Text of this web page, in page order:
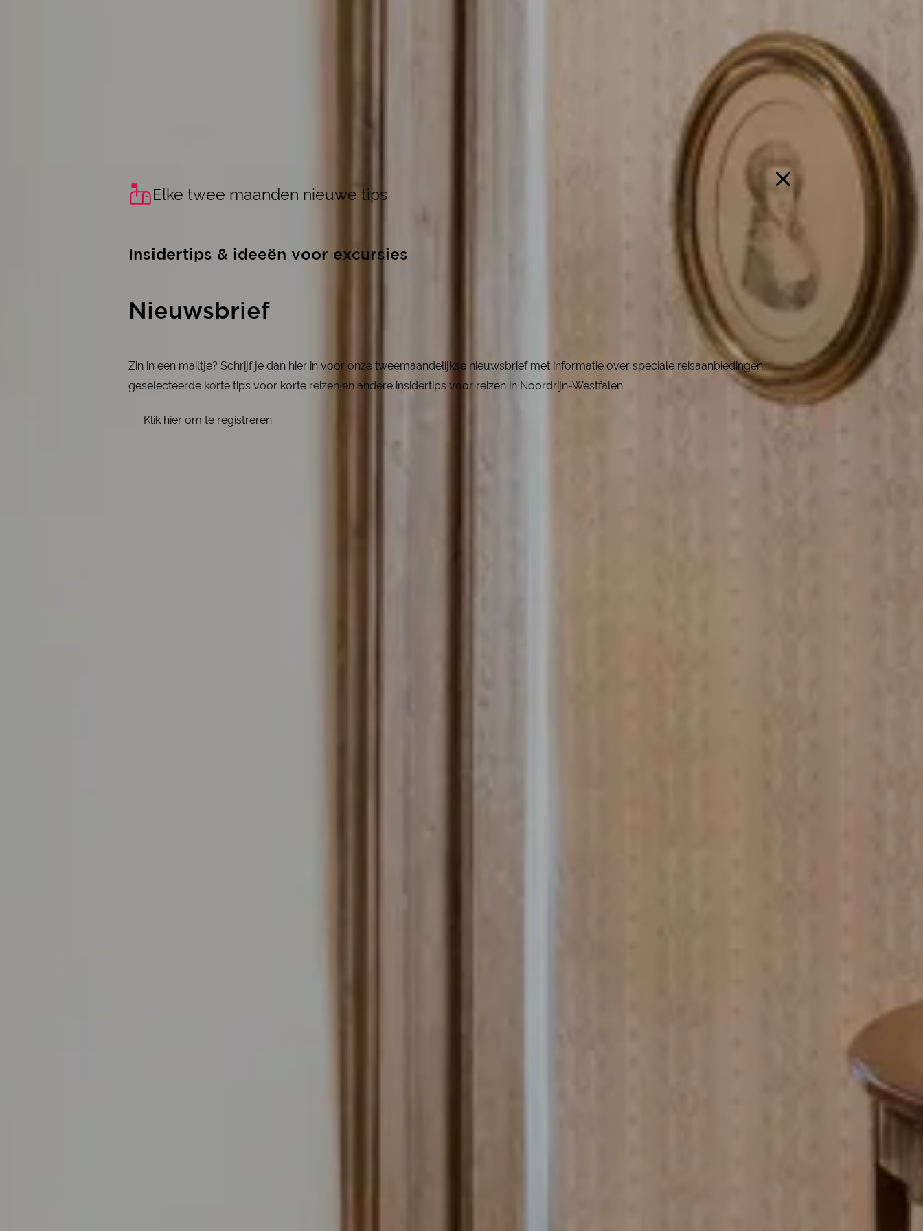
Elke twee maanden nieuwe tips
Insidertips & ideeën voor excursies
Nieuwsbrief
Zin in een mailtje? Schrijf je dan hier in voor onze tweemaandelijkse nieuwsbrief met informatie over speciale reisaanbiedingen,
geselecteerde korte tips voor korte reizen en andere insidertips voor reizen in Noordrijn-Westfalen.
Klik hier om te registreren